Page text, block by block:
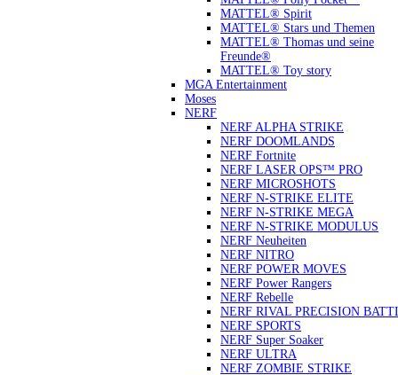
MATTEL® Spirit
MATTEL® Stars und Themen
MATTEL® Thomas und seine
Freunde®
MATTEL® Toy story
MGA Entertainment
Moses
NERF
NERF ALPHA STRIKE
NERF DOOMLANDS
NERF Fortnite
NERF LASER OPS™ PRO
NERF MICROSHOTS
NERF N-STRIKE ELITE
NERF N-STRIKE MEGA
NERF N-STRIKE MODULUS
NERF Neuheiten
NERF NITRO
NERF POWER MOVES
NERF Power Rangers
NERF Rebelle
NERF RIVAL PRECISION
NERF SPORTS
NERF Super Soaker
NERF ULTRA
NERF ZOMBIE STRIKE